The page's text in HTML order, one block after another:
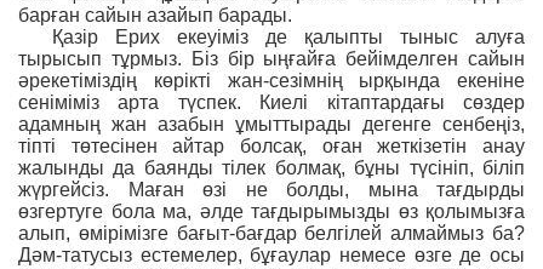
барған сайын азайып барады.
Қазір Ерих екеуіміз де қалыпты тыныс алуға
тырысып тұрмыз. Біз бір ыңғайға бейімделген сайын
əрекетіміздің көрікті жан-сезімнің ырқында екеніне
сеніміміз арта түспек. Киелі кітаптардағы сөздер
адамның жан азабын ұмыттырады дегенге сенбеңіз,
тіпті төтесінен айтар болсақ, оған жеткізетін анау
жалынды да баянды тілек болмақ, бұны түсініп, біліп
жүргейсіз. Маған өзі не болды, мына тағдырды
өзгертуге бола ма, əлде тағдырымызды өз қолымызға
алып, өмірімізге бағыт-бағдар белгілей алмаймыз ба?
Дəм-татусыз естемелер, бұғаулар немесе өзге де осы